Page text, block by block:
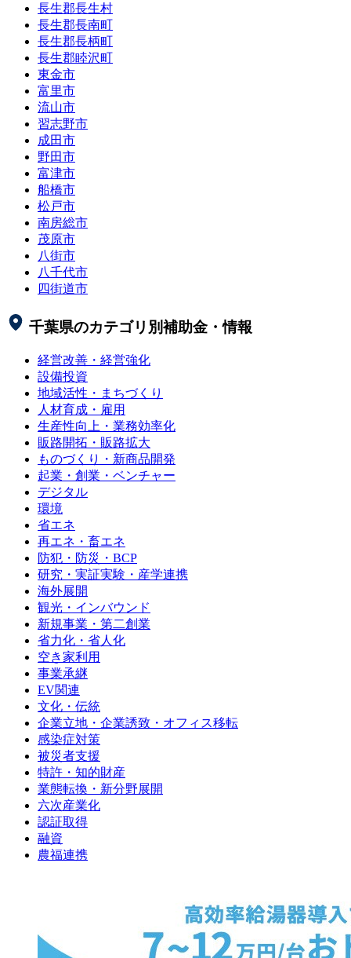
長生郡長生村
長生郡長南町
長生郡長柄町
長生郡睦沢町
東金市
富里市
流山市
習志野市
成田市
野田市
富津市
船橋市
松戸市
南房総市
茂原市
八街市
八千代市
四街道市
千葉県のカテゴリ別補助金・情報
経営改善・経営強化
設備投資
地域活性・まちづくり
人材育成・雇用
生産性向上・業務効率化
販路開拓・販路拡大
ものづくり・新商品開発
起業・創業・ベンチャー
デジタル
環境
省エネ
再エネ・畜エネ
防犯・防災・BCP
研究・実証実験・産学連携
海外展開
観光・インバウンド
新規事業・第二創業
省力化・省人化
空き家利用
事業承継
EV関連
文化・伝統
企業立地・企業誘致・オフィス移転
感染症対策
被災者支援
特許・知的財産
業態転換・新分野展開
六次産業化
認証取得
融資
農福連携